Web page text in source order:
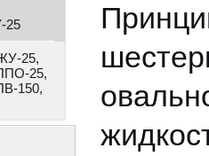
25
25,
25,
150,